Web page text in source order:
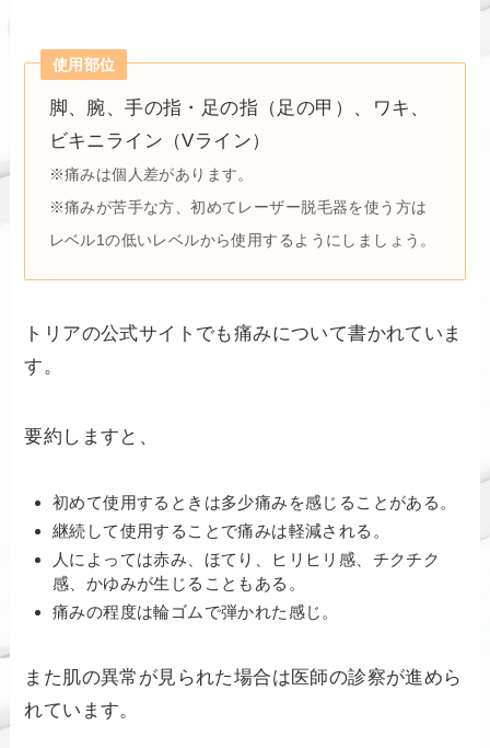
使用部位
脚、腕、手の指・足の指（足の甲）、ワキ、
ビキニライン（Vライン）
※痛みは個人差があります。
※痛みが苦手な方、初めてレーザー脱毛器を使う方は
レベル1の低いレベルから使用するようにしましょう。
トリアの公式サイトでも痛みについて書かれていま
す。
要約しますと、
初めて使用するときは多少痛みを感じることがある。
継続して使用することで痛みは軽減される。
人によっては赤み、ほてり、ヒリヒリ感、チクチク
感、かゆみが生じることもある。
痛みの程度は輪ゴムで弾かれた感じ。
また肌の異常が見られた場合は医師の診察が進めら
れています。